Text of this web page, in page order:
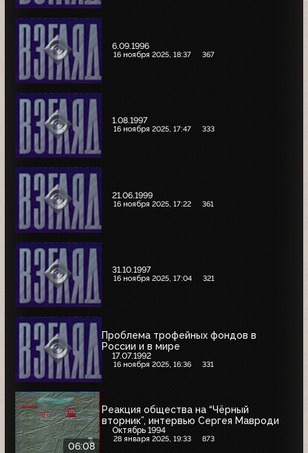
6.09.1996
16 ноября 2025, 18:37 367
1.08.1997
16 ноября 2025, 17:47 333
21.06.1999
16 ноября 2025, 17:22 361
31.10.1997
16 ноября 2025, 17:04 321
Проблема трофейных фондов в
России и в мире
17.07.1992
16 ноября 2025, 16:36 331
06:08
Реакция общества на “Чёрный
вторник”, интервью Сергея Мавроди
Октябрь 1994
28 января 2025, 19:33 873